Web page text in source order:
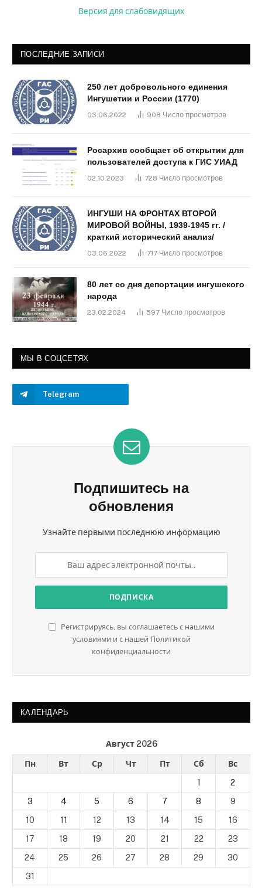
Версия для слабовидящих
ПОСЛЕДНИЕ ЗАПИСИ
250 лет добровольного единения
Ингушетии и России (1770)
03.06.2022 908 Число просмотров
Росархив сообщает об открытии для
пользователей доступа к ГИС УИАД
02.10.2023 728 Число просмотров
ИНГУШИ НА ФРОНТАХ ВТОРОЙ
МИРОВОЙ ВОЙНЫ, 1939-1945 гг. /
краткий исторический анализ/
03.06.2022 717 Число просмотров
80 лет со дня депортации ингушского
народа
23.02.2024 597 Число просмотров
МЫ В СОЦСЕТЯХ
Telegram
Подпишитесь на
обновления
Узнайте первыми последнюю информацию
Регистрируясь, вы соглашаетесь с нашими
условиями и с нашей Политикой
конфиденциальности
КАЛЕНДАРЬ
Август 2026
Пн Вт Ср Чт Пт Сб
Вс
1
2
3
4 5 6 7 8
9
10
11 12 13 14 15
16
17
18 19 20 21 22
23
24
25 26 27 28 29
30
31